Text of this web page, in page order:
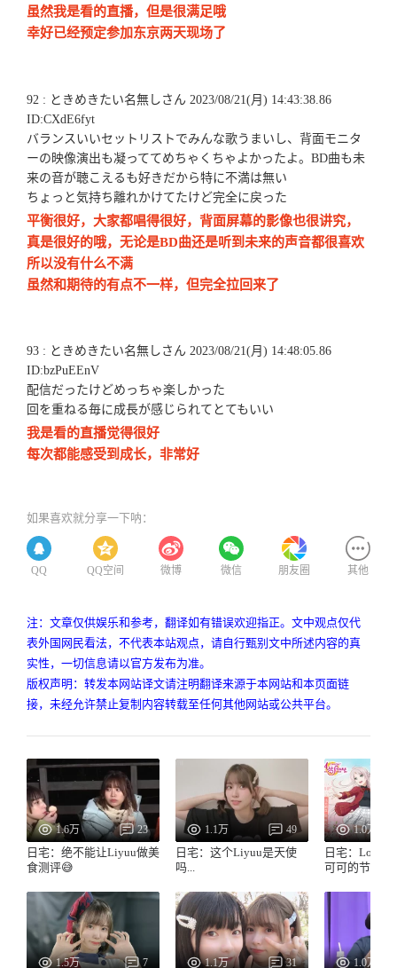
虽然我是看的直播，但是很满足哦
幸好已经预定参加东京两天现场了
92 : ときめきたい名無しさん 2023/08/21(月) 14:43:38.86
ID:CXdE6fyt
バランスいいセットリストでみんな歌うまいし、背面モニタ
ーの映像演出も凝っててめちゃくちゃよかったよ。BD曲も未
来の音が聴こえるも好きだから特に不満は無い
ちょっと気持ち離れかけてたけど完全に戻った
平衡很好，大家都唱得很好，背面屏幕的影像也很讲究，
真是很好的哦，无论是BD曲还是听到未来的声音都很喜欢
所以没有什么不满
虽然和期待的有点不一样，但完全拉回来了
93 : ときめきたい名無しさん 2023/08/21(月) 14:48:05.86
ID:bzPuEEnV
配信だったけどめっちゃ楽しかった
回を重ねる毎に成長が感じられてとてもいい
我是看的直播觉得很好
每次都能感受到成长，非常好
如果喜欢就分享一下呐：
QQ QQ空间 微博 微信 朋友圈 其他
注：文章仅供娱乐和参考，翻译如有错误欢迎指正。文中观点仅代
表外国网民看法，不代表本站观点，请自行甄别文中所述内容的真
实性，一切信息请以官方发布为准。
版权声明：转发本网站译文请注明翻译来源于本网站和本页面链
接，未经允许禁止复制内容转载至任何其他网站或公共平台。
1.6万 23
日宅：绝不能让Liyuu做美
食测评😅
1.5万 7
1.1万 49
日宅：这个Liyuu是天使
吗...
1.1万 31
1.0万
日宅：
可可的节目第
1.0万